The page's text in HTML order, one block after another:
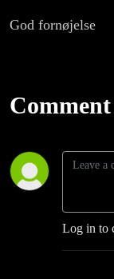
God fornøjelse
Log in to